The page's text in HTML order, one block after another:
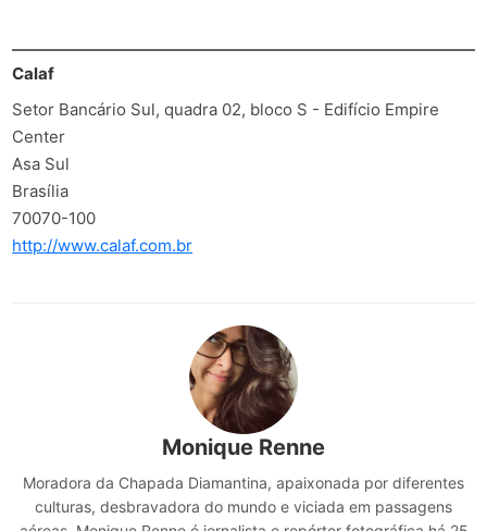
Calaf
Setor Bancário Sul, quadra 02, bloco S - Edifício Empire
Center
Asa Sul
Brasília
70070-100
http://www.calaf.com.br
Monique Renne
Moradora da Chapada Diamantina, apaixonada por diferentes
culturas, desbravadora do mundo e viciada em passagens